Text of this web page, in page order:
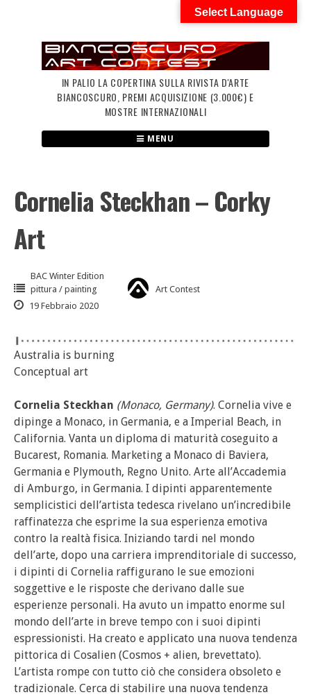
IN PALIO LA COPERTINA SULLA RIVISTA D'ARTE
BIANCOSCURO, PREMI ACQUISIZIONE (3.000€) E
MOSTRE INTERNAZIONALI
MENU
Cornelia Steckhan – Corky
Art
BAC Winter Edition
pittura / painting
Art Contest
19 Febbraio 2020
Australia is burning
Conceptual art
Cornelia Steckhan (Monaco, Germany). Cornelia vive e
dipinge a Monaco, in Germania, e a Imperial Beach, in
California. Vanta un diploma di maturità coseguito a
Bucarest, Romania. Marketing a Monaco di Baviera,
Germania e Plymouth, Regno Unito. Arte all’Accademia
di Amburgo, in Germania. I dipinti apparentemente
semplicistici dell’artista tedesca rivelano un’incredibile
raffinatezza che esprime la sua esperienza emotiva
contro la realtà fisica. Iniziando tardi nel mondo
dell’arte, dopo una carriera imprenditoriale di successo,
i dipinti di Cornelia raffigurano le sue emozioni
soggettive e le risposte che derivano dalle sue
esperienze personali. Ha avuto un impatto enorme sul
mondo dell’arte in breve tempo con i suoi dipinti
espressionisti. Ha creato e applicato una nuova tendenza
pittorica di Cosalien (Cosmos + alien, brevettato).
L’artista rompe con tutto ciò che considera obsoleto e
tradizionale. Cerca di stabilire una nuova tendenza
Select Language